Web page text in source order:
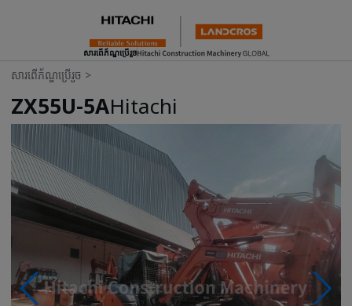
សារពើភ័ណ្ឌប្រើរួច
សារពើភ័ណ្ឌប្រើរួច >
ZX55U-5AHitachi
Photos & Videos